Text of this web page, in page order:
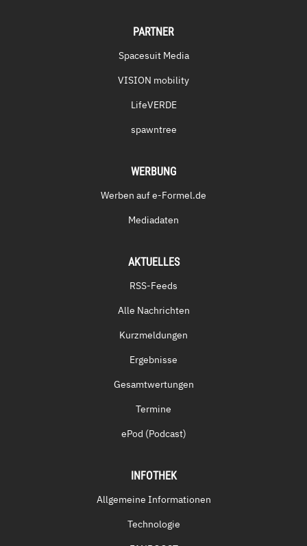
PARTNER
Spacesuit Media
VISION mobility
LifeVERDE
spawntree
WERBUNG
Werben auf e-Formel.de
Mediadaten
AKTUELLES
RSS-Feeds
Alle Nachrichten
Kurzmeldungen
Ergebnisse
Gesamtwertungen
Termine
ePod (Podcast)
INFOTHEK
Allgemeine Informationen
Technologie